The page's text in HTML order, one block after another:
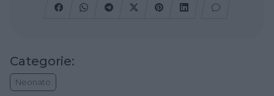
Categorie:
Neonato